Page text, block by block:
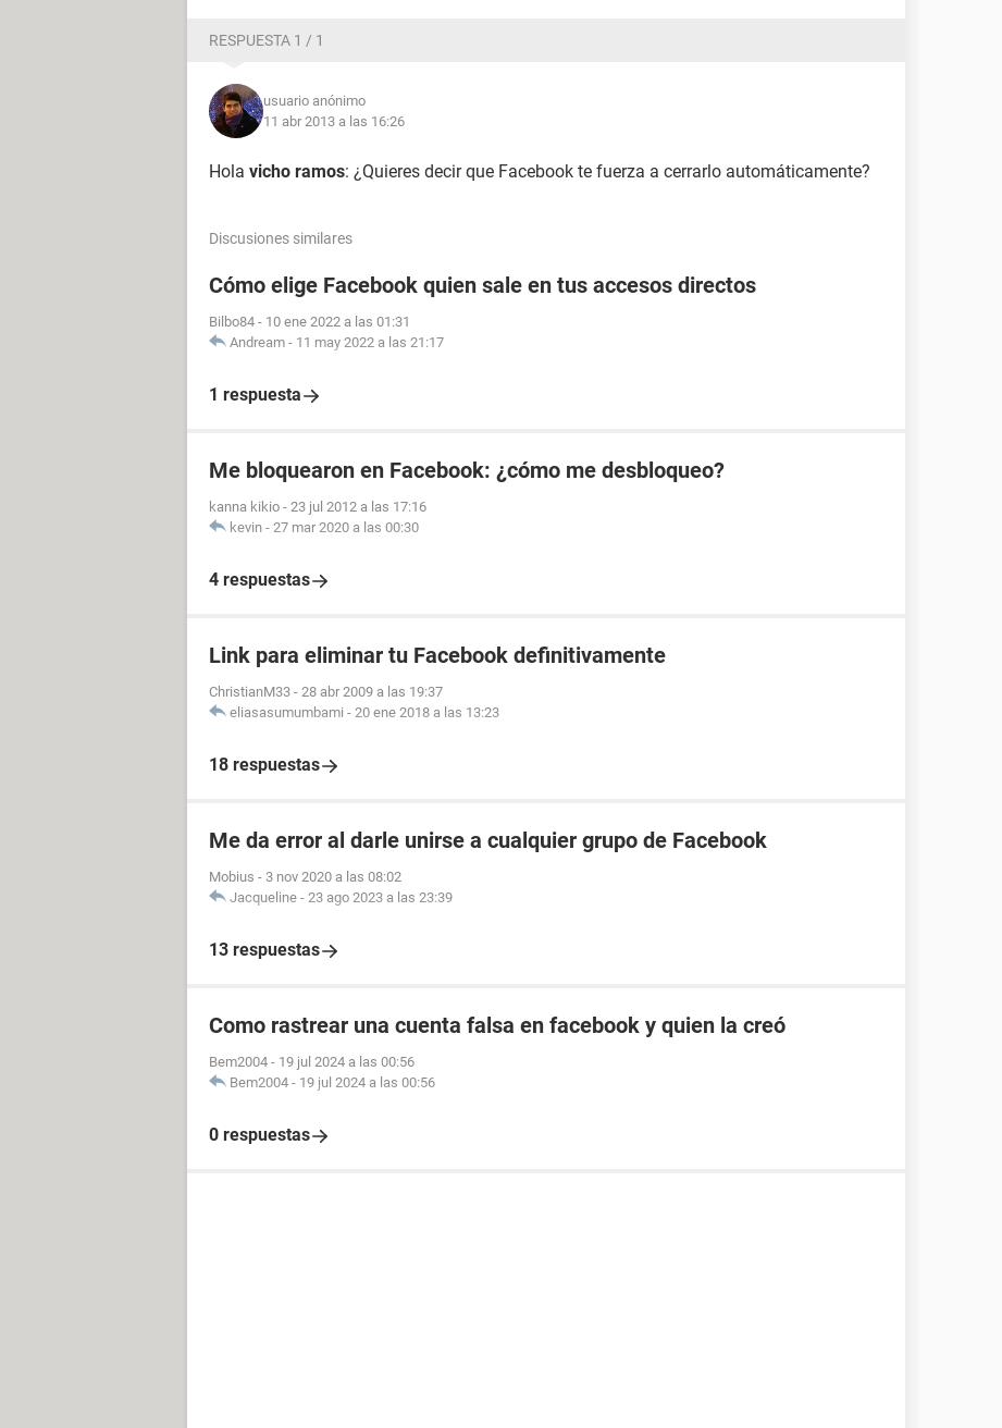
RESPUESTA 1 / 1
usuario anónimo
11 abr 2013 a las 16:26
Hola vicho ramos: ¿Quieres decir que Facebook te fuerza a cerrarlo automáticamente?
Discusiones similares
Cómo elige Facebook quien sale en tus accesos directos
Bilbo84 - 10 ene 2022 a las 01:31
Andream - 11 may 2022 a las 21:17
1 respuesta
Me bloquearon en Facebook: ¿cómo me desbloqueo?
kanna kikio - 23 jul 2012 a las 17:16
kevin - 27 mar 2020 a las 00:30
4 respuestas
Link para eliminar tu Facebook definitivamente
ChristianM33 - 28 abr 2009 a las 19:37
eliasasumumbami - 20 ene 2018 a las 13:23
18 respuestas
Me da error al darle unirse a cualquier grupo de Facebook
Mobius - 3 nov 2020 a las 08:02
Jacqueline - 23 ago 2023 a las 23:39
13 respuestas
Como rastrear una cuenta falsa en facebook y quien la creó
Bem2004 - 19 jul 2024 a las 00:56
Bem2004 - 19 jul 2024 a las 00:56
0 respuestas